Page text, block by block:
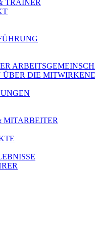
TRAINER
ÜBER DIE
MITARBEITER